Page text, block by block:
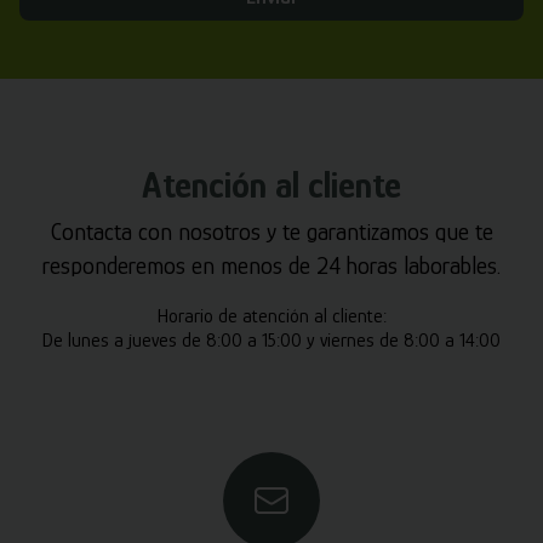
Atención al cliente
Contacta con nosotros y te garantizamos que te
responderemos en menos de 24 horas laborables.
Horario de atención al cliente:
De lunes a jueves de 8:00 a 15:00 y viernes de 8:00 a 14:00